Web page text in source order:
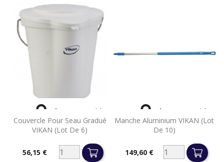
Couvercle Pour Seau Gradué
VIKAN (lot De 6)
Prix56,15 €
 Aperçu rapide
Manche Aluminium VIKAN (lot
De 10)
Prix149,60 €
 Aperçu rapide